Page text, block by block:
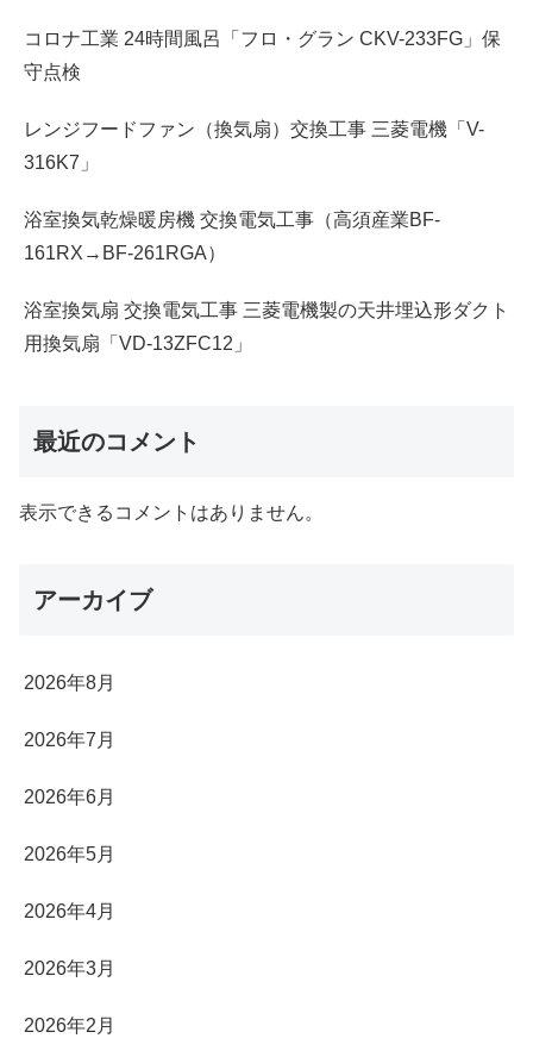
コロナ工業 24時間風呂「フロ・グラン CKV-233FG」保
守点検
レンジフードファン（換気扇）交換工事 三菱電機「V-
316K7」
浴室換気乾燥暖房機 交換電気工事（高須産業BF-
161RX→BF-261RGA）
浴室換気扇 交換電気工事 三菱電機製の天井埋込形ダクト
用換気扇「VD-13ZFC12」
最近のコメント
表示できるコメントはありません。
アーカイブ
2026年8月
2026年7月
2026年6月
2026年5月
2026年4月
2026年3月
2026年2月